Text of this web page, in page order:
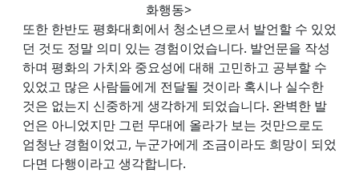
화행동>
또한 한반도 평화대회에서 청소년으로서 발언할 수 있었
던 것도 정말 의미 있는 경험이었습니다. 발언문을 작성
하며 평화의 가치와 중요성에 대해 고민하고 공부할 수
있었고 많은 사람들에게 전달될 것이라 혹시나 실수한
것은 없는지 신중하게 생각하게 되었습니다. 완벽한 발
언은 아니었지만 그런 무대에 올라가 보는 것만으로도
엄청난 경험이었고, 누군가에게 조금이라도 희망이 되었
다면 다행이라고 생각합니다.